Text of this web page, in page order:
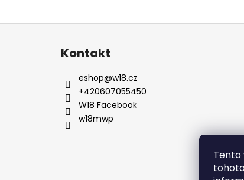
Tento
Z
Kontakt
eshop@w18.cz
+420607055450
W18 Facebook
w18mwp